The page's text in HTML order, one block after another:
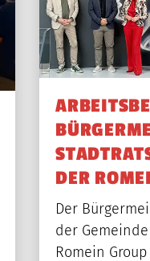
DER
Der
der
Romein